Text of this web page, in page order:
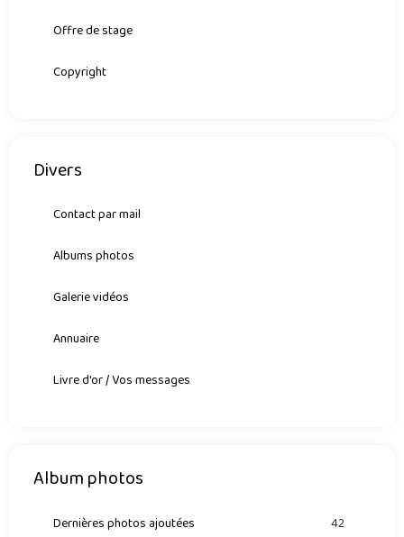
Offre de stage
Copyright
Divers
Contact par mail
Albums photos
Galerie vidéos
Annuaire
Livre d'or / Vos messages
Album photos
Dernières photos ajoutées 42